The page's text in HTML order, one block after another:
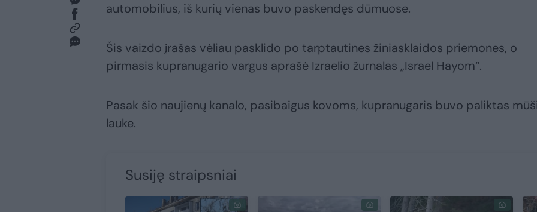
automobilius, iš kurių vienas buvo paskendęs dūmuose.
Šis vaizdo įrašas vėliau pasklido po tarptautines žiniasklaidos priemones, o
pirmasis kupranugario vargus aprašė Izraelio žurnalas „Israel Hayom“.
Pasak šio naujienų kanalo, pasibaigus kovoms, kupranugaris buvo paliktas
lauke.
Susiję straipsniai